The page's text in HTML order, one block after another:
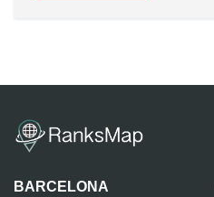
BARCELONA